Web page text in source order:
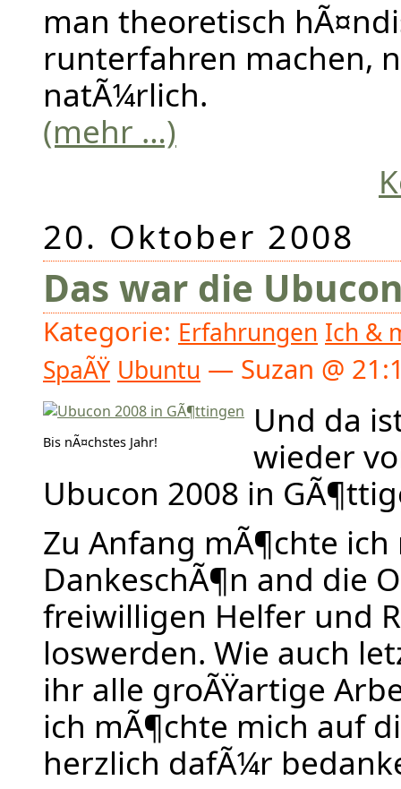
man theoretisch
runterfahren machen,
natÃ¼rlich.
(mehr …)
20. Oktober 2008
Das war die
Kategorie: Erfahrungen Ich &
SpaÃŸ Ubuntu — Suzan @
Bis nÃ¤chstes Jahr!
Und da
wieder
Ubucon 2008 in
Zu Anfang mÃ¶chte ich
DankeschÃ¶n and die
freiwilligen Helfer und
loswerden. Wie auch
ihr alle groÃŸartige
ich mÃ¶chte mich auf
herzlich dafÃ¼r